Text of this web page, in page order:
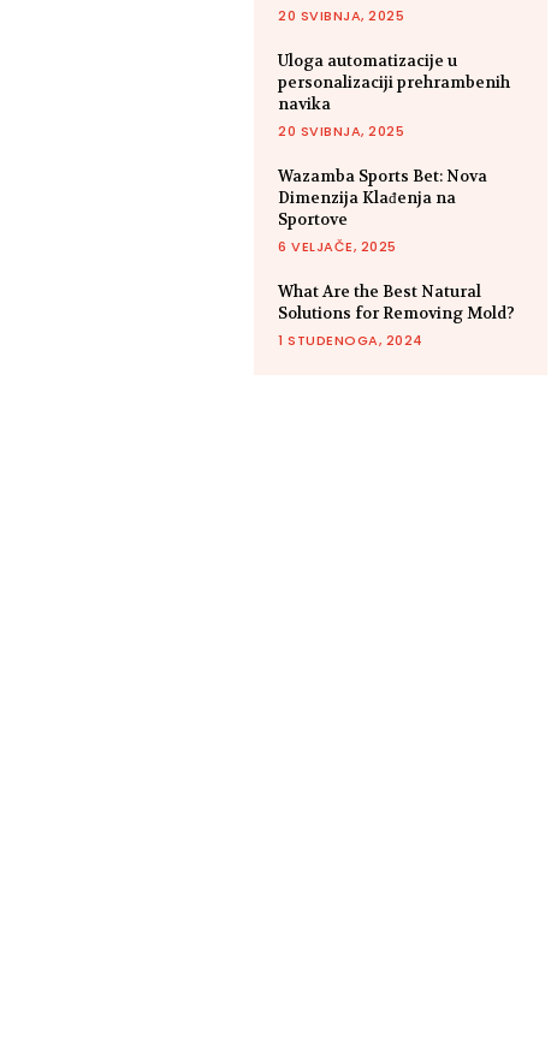
20 SVIBNJA, 2025
Uloga automatizacije u
personalizaciji prehrambenih
navika
20 SVIBNJA, 2025
Wazamba Sports Bet: Nova
Dimenzija Klađenja na
Sportove
6 VELJAČE, 2025
What Are the Best Natural
Solutions for Removing Mold?
1 STUDENOGA, 2024